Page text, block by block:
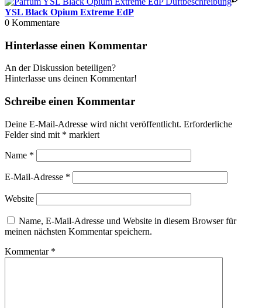
YSL Black Opium Extreme EdP
0 Kommentare
Hinterlasse einen Kommentar
An der Diskussion beteiligen?
Hinterlasse uns deinen Kommentar!
Schreibe einen Kommentar
Deine E-Mail-Adresse wird nicht veröffentlicht. Erforderliche
Felder sind mit * markiert
Name *
E-Mail-Adresse *
Website
Name, E-Mail-Adresse und Website in diesem Browser für
meinen nächsten Kommentar speichern.
Kommentar *